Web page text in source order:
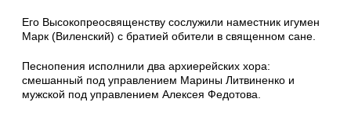
Его Высокопреосвященству сослужили наместник игумен
Марк (Виленский) с братией обители в священном сане.
Песнопения исполнили два архиерейских хора:
смешанный под управлением Марины Литвиненко и
мужской под управлением Алексея Федотова.